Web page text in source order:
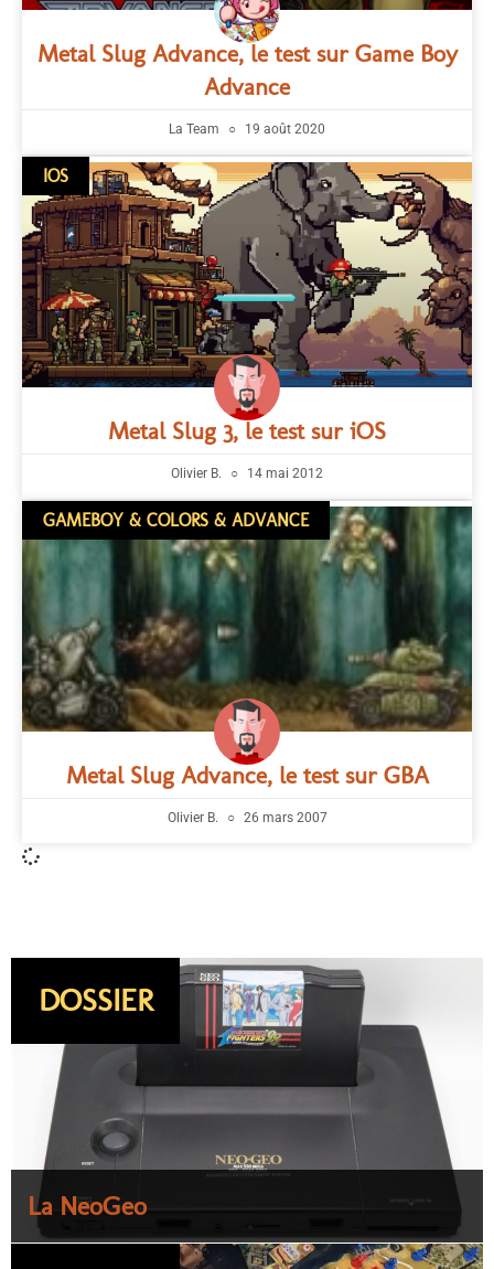
Metal Slug Advance, le test sur Game Boy
Advance
La Team 19 août 2020
IOS
Metal Slug 3, le test sur iOS
Olivier B. 14 mai 2012
GAMEBOY & COLORS & ADVANCE
Metal Slug Advance, le test sur GBA
Olivier B. 26 mars 2007
DOSSIER
La NeoGeo